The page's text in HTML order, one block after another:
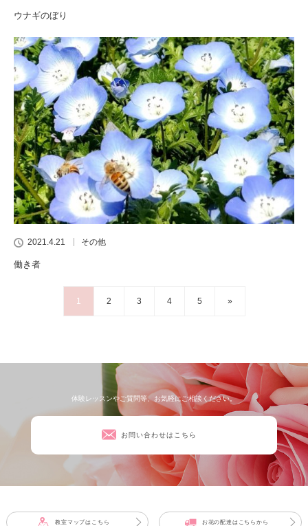
ウナギのぼり
2021.4.21 その他
働き者
1 2 3 4 5 »
体験レッスンやご質問等、お気軽にご相談ください。
お問い合わせはこちら
教室マップはこちら お花の配達はこちらから